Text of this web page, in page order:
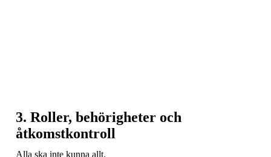
3. Roller, behörigheter och
åtkomstkontroll
Alla ska inte kunna allt.